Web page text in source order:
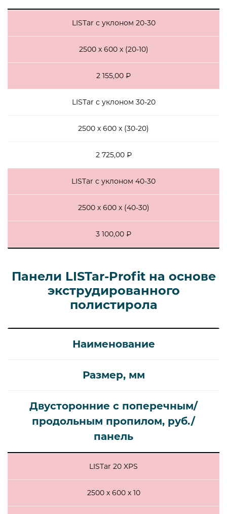
LISTar с уклоном 20-30
2500 х 600 х (20-10)
2 155,00 ₽
LISTar с уклоном 30-20
2500 х 600 х (30-20)
2 725,00 ₽
LISTar с уклоном 40-30
2500 х 600 х (40-30)
3 100,00 ₽
Панели LISTar-Profit на основе
экструдированного
полистирола
Наименование
Размер, мм
Двусторонние с поперечным/
продольным пропилом, руб./
панель
LISTar 20 XPS
2500 х 600 х 10